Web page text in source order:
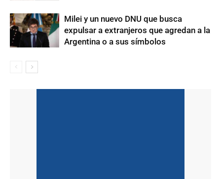
Milei y un nuevo DNU que busca
expulsar a extranjeros que agredan a la
Argentina o a sus símbolos